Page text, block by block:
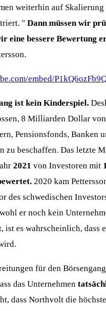
weiterhin auf Skalierung
" Dann müssen wir
eine bessere Bewertung
embed/
ist kein Kinderspiel.
8 Milliarden Dollar von
Pensionsfonds, Banken
zu beschaffen. Das letzte
2021 von Investoren mit
2020 kam
des schwedischen
er noch kein
ist es wahrscheinlich, dass
für den
das Unternehmen
dass Northvolt die